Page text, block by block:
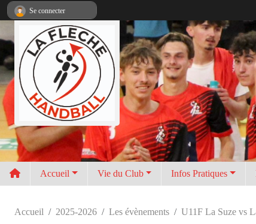
Accueil Vie du Club Infos Pratiques
Accueil 2025-2026 Les évènements U11F La Suze vs
Se connecter
Panneau de gestion des cookies